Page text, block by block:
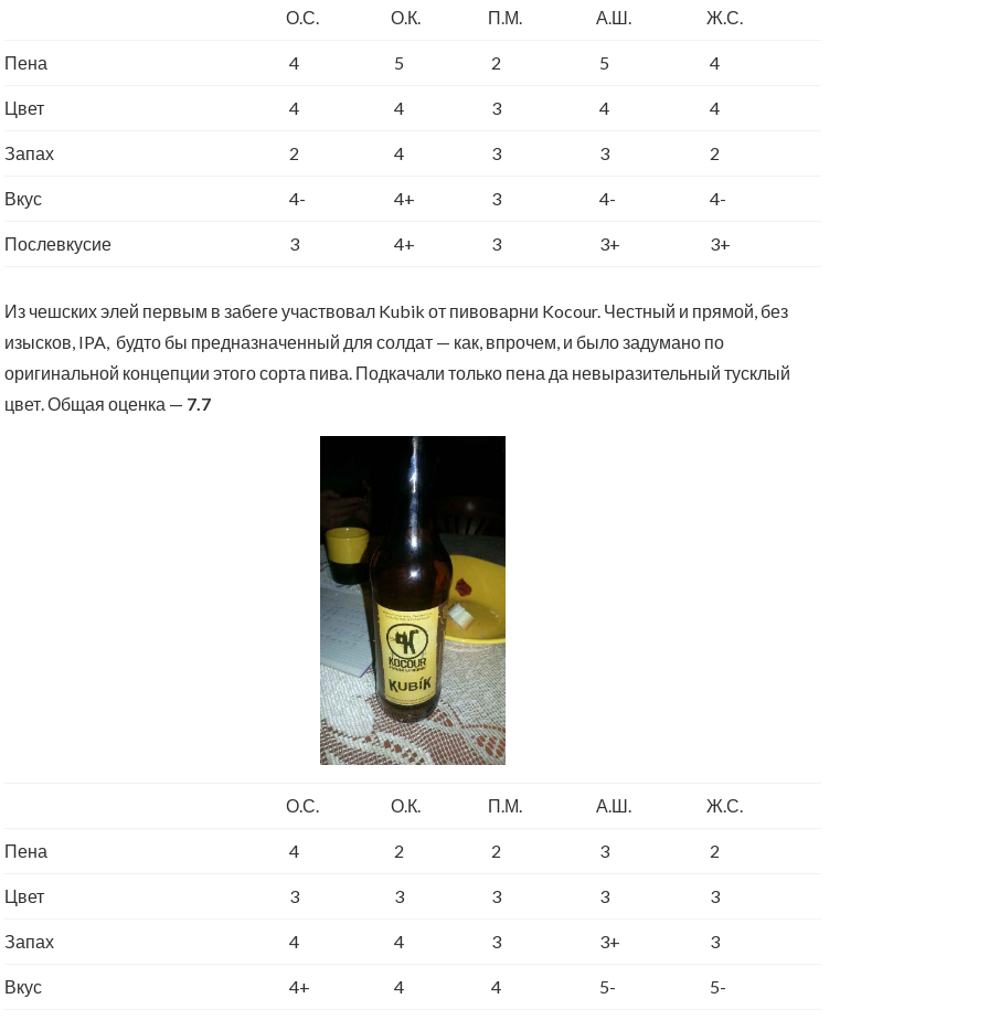
О.С. О.К. П.М. А.Ш. Ж.С.
Пена 4 5 2 5 4
Цвет 4 4 3 4 4
Запах 2 4 3 3 2
Вкус 4- 4+ 3 4- 4-
Послевкусие 3 4+ 3 3+ 3+
Из чешских элей первым в забеге участвовал Kubik от пивоварни Kocour. Честный и прямой, без
изысков, IPA, будто бы предназначенный для солдат — как, впрочем, и было задумано по
оригинальной концепции этого сорта пива. Подкачали только пена да невыразительный тусклый
цвет. Общая оценка — 7.7
О.С. О.К. П.М. А.Ш. Ж.С.
Пена 4 2 2 3 2
Цвет 3 3 3 3 3
Запах 4 4 3 3+ 3
Вкус 4+ 4 4 5- 5-